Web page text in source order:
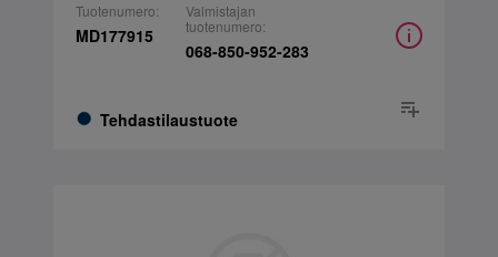
Tuotenumero:
MD177915
Tehdastilaustuote
Valmistajan
tuotenumero:
068-850-952-283